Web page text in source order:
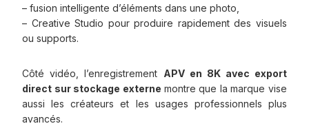
– fusion intelligente d’éléments dans une photo,
– Creative Studio pour produire rapidement des visuels
ou supports.
Côté vidéo, l’enregistrement APV en 8K avec export
direct sur stockage externe montre que la marque vise
aussi les créateurs et les usages professionnels plus
avancés.